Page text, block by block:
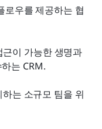
로우를 제공하는 협
근이 가능한 생명과
는 CRM.
는 소규모 팀을 위